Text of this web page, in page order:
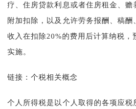
疗、住房贷款利息或者住房租金、赡
附加扣除，以及允许劳务报酬、稿
收入在扣除20%的费用后计算纳税，
实施。
链接：个税相关概念
个人所得税是以个人取得的各项应税